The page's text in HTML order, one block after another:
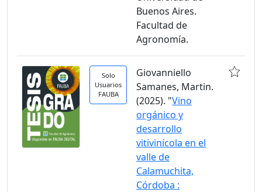
Buenos Aires.
Facultad de
Agronomía.
Solo
Usuarios
FAUBA
Giovanniello
Samanes, Martin.
(2025). "Vino
orgánico y
desarrollo
vitivinícola en el
valle de
Calamuchita,
Córdoba :